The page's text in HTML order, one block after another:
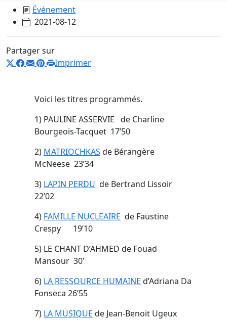
Événement
2021-08-12
Partager sur
Imprimer
Voici les titres programmés.
1) PAULINE ASSERVIE de Charline
Bourgeois-Tacquet 17’50
2) MATRIOCHKAS de Bérangère
McNeese 23’34
3) LAPIN PERDU de Bertrand Lissoir
22’02
4) FAMILLE NUCLEAIRE de Faustine
Crespy 19’10
5) LE CHANT D’AHMED de Fouad
Mansour 30'
6) LA RESSOURCE HUMAINE d’Adriana Da
Fonseca 26’55
7) LA MUSIQUE de Jean-Benoit Ugeux